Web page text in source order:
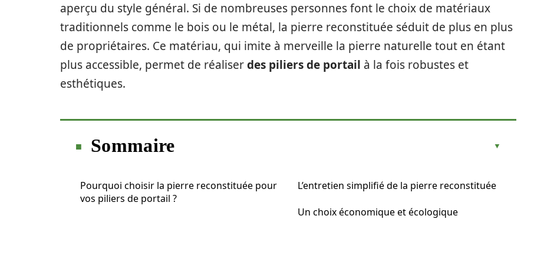
aperçu du style général. Si de nombreuses personnes font le choix de matériaux
traditionnels comme le bois ou le métal, la pierre reconstituée séduit de plus en plus
de propriétaires. Ce matériau, qui imite à merveille la pierre naturelle tout en étant
plus accessible, permet de réaliserdes piliers de portail à la fois robustes et
esthétiques.
Sommaire
Pourquoi choisir la pierre reconstituée pour
vos piliers de portail ?
L’entretien simplifié de la pierre reconstituée
Un choix économique et écologique